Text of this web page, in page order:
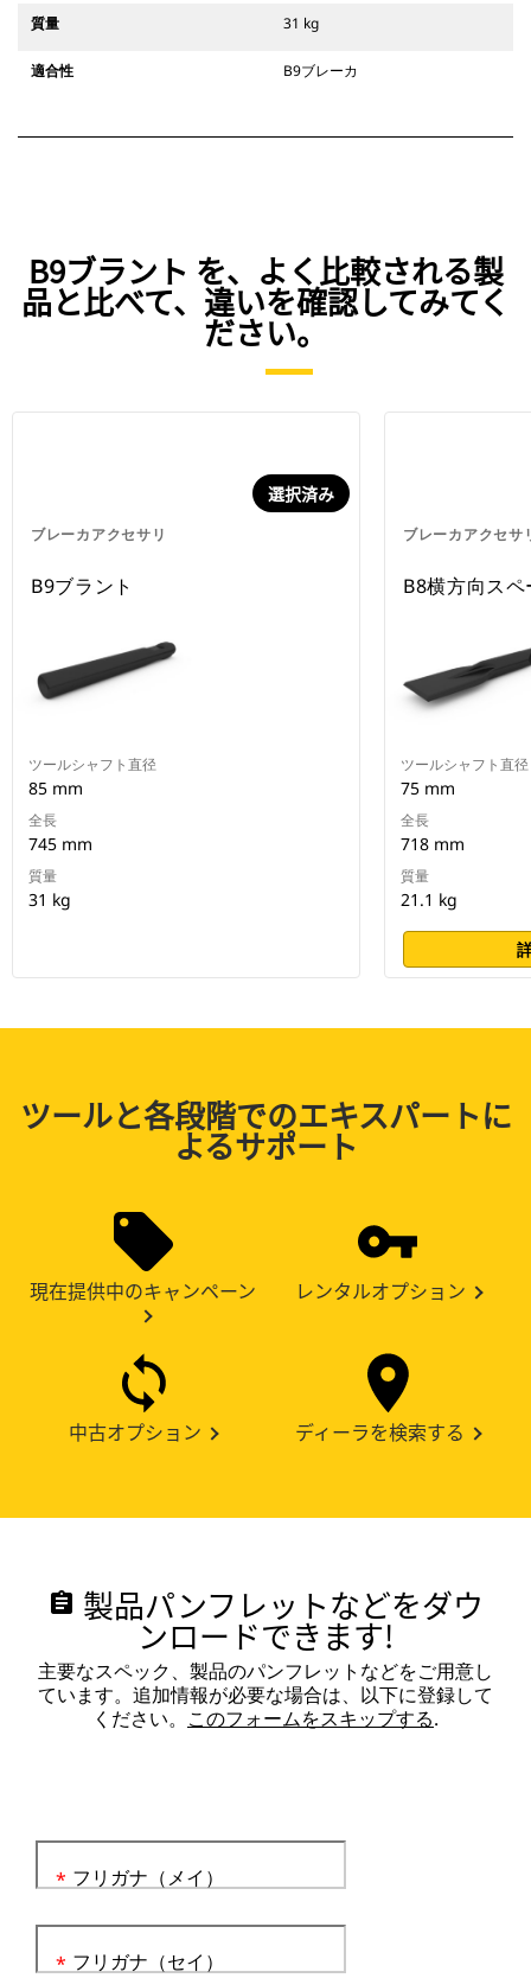
質量 31 kg
適合性 B9ブレーカ
B9ブラント を、よく比較される製
品と比べて、違いを確認してみてく
ださい。
ブレーカアクセサリ
選択済み
B9ブラント
ツールシャフト直径
85 mm
全長
745 mm
質量
31 kg
ブレーカアクセサ
B8横方向スペ
ツールシャフト直径
75 mm
全長
718 mm
質量
21.1 kg
ツールと各段階でのエキスパートに
よるサポート
現在提供中のキャンペーン レンタルオプション
中古オプション ディーラを検索する
assignment 製品パンフレットなどをダウ
ンロードできます!
主要なスペック、製品のパンフレットなどをご用意し
ています。追加情報が必要な場合は、以下に登録して
ください。 このフォームをスキップする.
フリガナ（メイ）
*
フリガナ（セイ）
*